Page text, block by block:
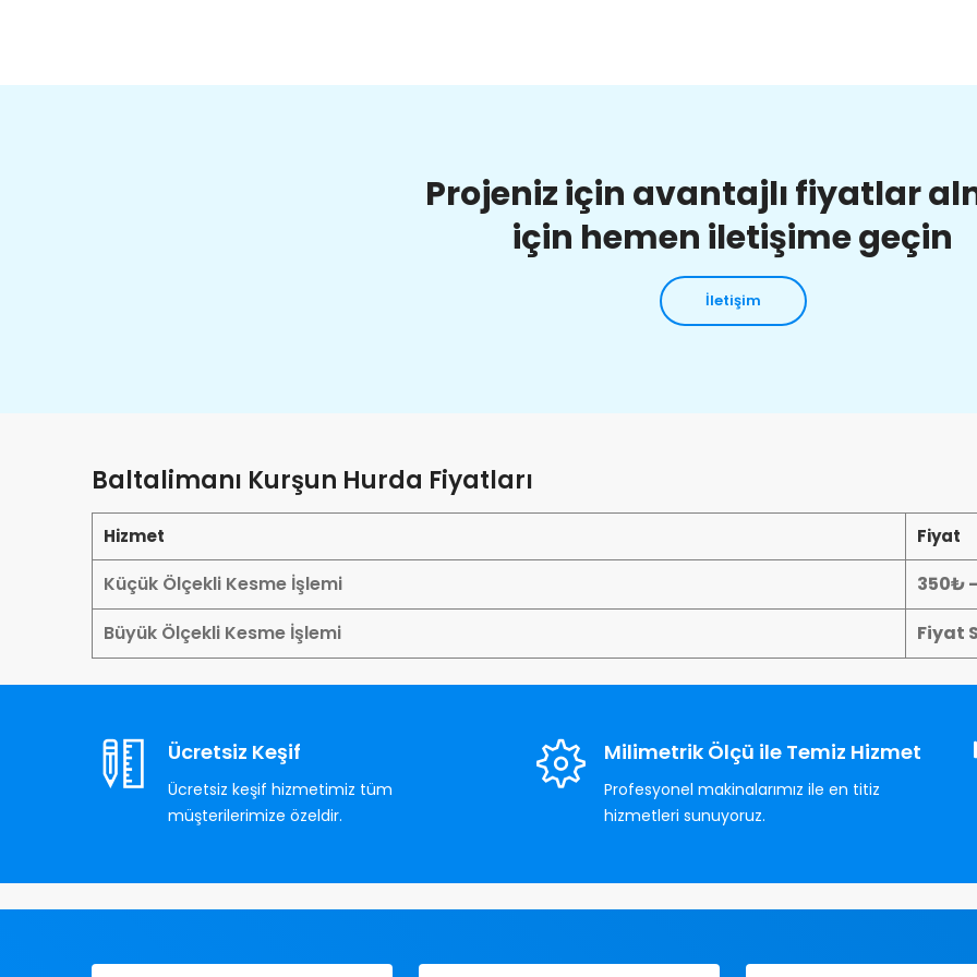
Projeniz için avantajlı fiyatlar
için hemen iletişime geçin
İletişim
Baltalimanı Kurşun Hurda Fiyatları
Hizmet Fiyat
Küçük Ölçekli Kesme İşlemi
350₺
Büyük Ölçekli Kesme İşlemi
Fiyat
Ücretsiz Keşif
Ücretsiz keşif hizmetimiz tüm
müşterilerimize özeldir.
Milimetrik Ölçü ile Temiz Hizmet
Profesyonel makinalarımız ile en titiz
hizmetleri sunuyoruz.